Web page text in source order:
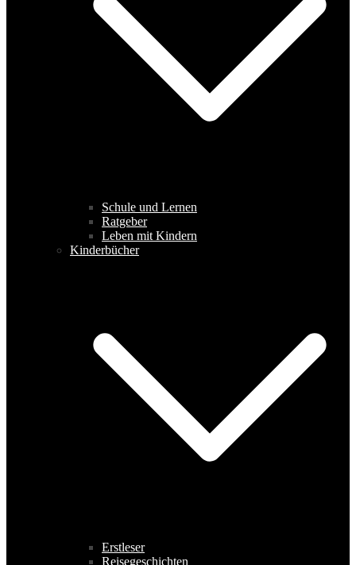
Schule und Lernen
Ratgeber
Leben mit Kindern
Kinderbücher
Erstleser
Reisegeschichten